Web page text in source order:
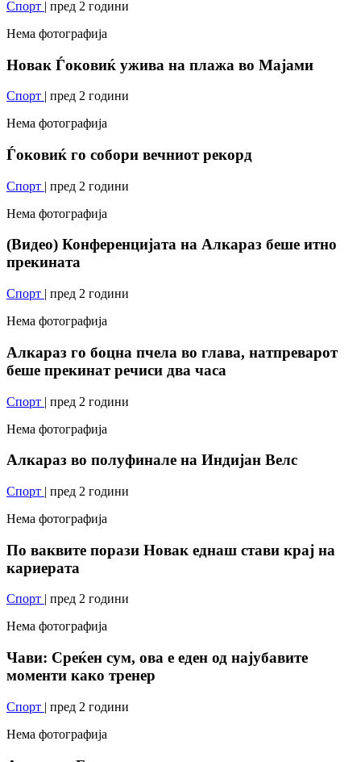
Спорт | пред 2 години
Нема фотографија
Новак Ѓоковиќ ужива на плажа во Мајами
Спорт | пред 2 години
Нема фотографија
Ѓоковиќ го собори вечниот рекорд
Спорт | пред 2 години
Нема фотографија
(Видео) Конференцијата на Алкараз беше итно
прекината
Спорт | пред 2 години
Нема фотографија
Алкараз го боцна пчела во глава, натпреварот
беше прекинат речиси два часа
Спорт | пред 2 години
Нема фотографија
Алкараз во полуфинале на Индијан Велс
Спорт | пред 2 години
Нема фотографија
По ваквите порази Новак еднаш стави крај на
кариерата
Спорт
| пред 2 години
Нема фотографија
Чави: Среќен сум, ова е еден од најубавите
моменти како тренер
Спорт | пред 2 години
Нема фотографија